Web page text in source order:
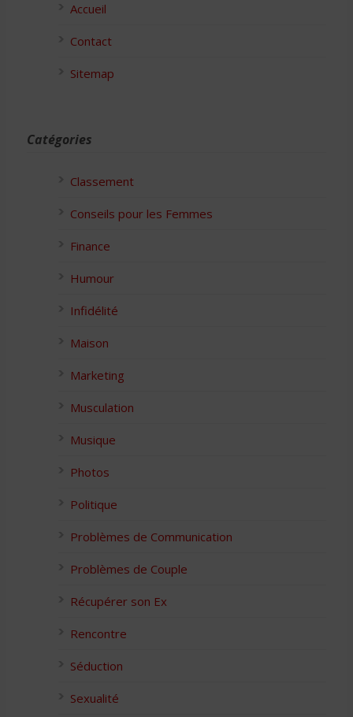
Accueil
Contact
Sitemap
Catégories
Classement
Conseils pour les Femmes
Finance
Humour
Infidélité
Maison
Marketing
Musculation
Musique
Photos
Politique
Problèmes de Communication
Problèmes de Couple
Récupérer son Ex
Rencontre
Séduction
Sexualité